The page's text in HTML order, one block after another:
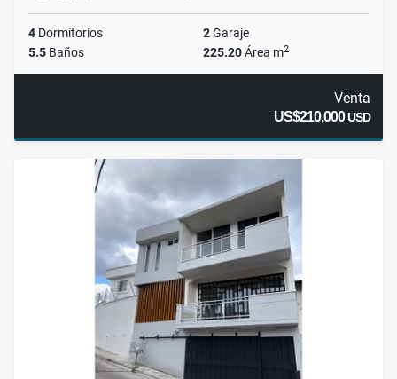
4 Dormitorios 2Garaje
5.5 Baños 225.20Área m2
Venta
US$210,000USD